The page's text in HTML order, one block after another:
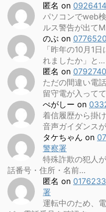
匿名 on
パソコンでweb
ルス警告が出て
のぶ on
「昨年の10月1
れましたか」と…
匿名 on
ただの間違い電
留守電が入って
ぺがしー on
着信履歴から掛
音声ガイダンス
タケちゃん on
警察署
特殊詐欺の犯人
話番号・住所・名前…
匿名 on
署
運転中のため、